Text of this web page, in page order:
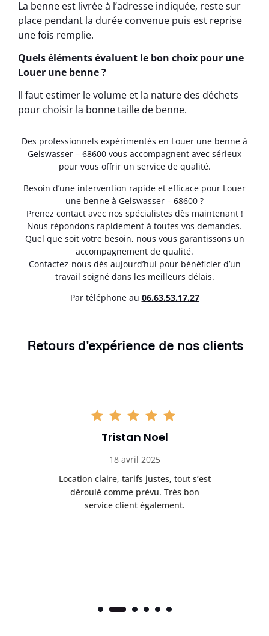
La benne est livrée à l’adresse indiquée, reste sur
place pendant la durée convenue puis est reprise
une fois remplie.
Quels éléments évaluent le bon choix pour une
Louer une benne ?
Il faut estimer le volume et la nature des déchets
pour choisir la bonne taille de benne.
Des professionnels expérimentés en Louer une benne à
Geiswasser – 68600 vous accompagnent avec sérieux
pour vous offrir un service de qualité.
Besoin d’une intervention rapide et efficace pour Louer
une benne à Geiswasser – 68600 ?
Prenez contact avec nos spécialistes dès maintenant !
Nous répondons rapidement à toutes vos demandes.
Quel que soit votre besoin, nous vous garantissons un
accompagnement de qualité.
Contactez-nous dès aujourd’hui pour bénéficier d’un
travail soigné dans les meilleurs délais.
Par téléphone au 06.63.53.17.27
Retours d'expérience de nos clients
Tristan Noel
18 avril 2025
Location claire, tarifs justes, tout s’est
déroulé comme prévu. Très bon
service client également.